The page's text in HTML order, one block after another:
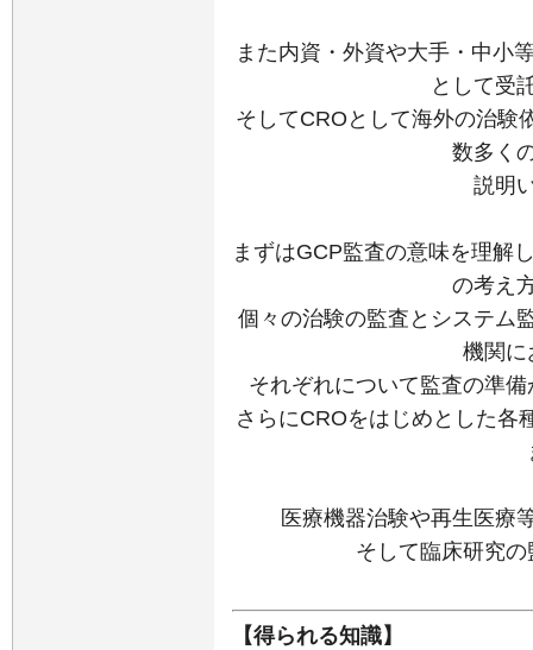
また内資・外資や大手・中小
として受
そしてCROとして海外の治験
数多く
説明
まずはGCP監査の意味を理解
の考え
個々の治験の監査とシステム
機関に
それぞれについて監査の準
さらにCROをはじめとした各
医療機器治験や再生医療
そして臨床研究
【得られる知識】